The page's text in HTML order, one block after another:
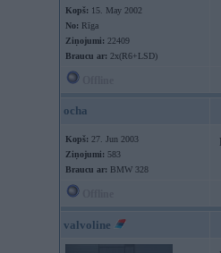
Kopš: 15. May 2002
No: Rīga
Ziņojumi: 22409
Braucu ar: 2x(R6+LSD)
ocha
Kopš: 27. Jun 2003
Ziņojumi: 583
Braucu ar: BMW 328
valvoline